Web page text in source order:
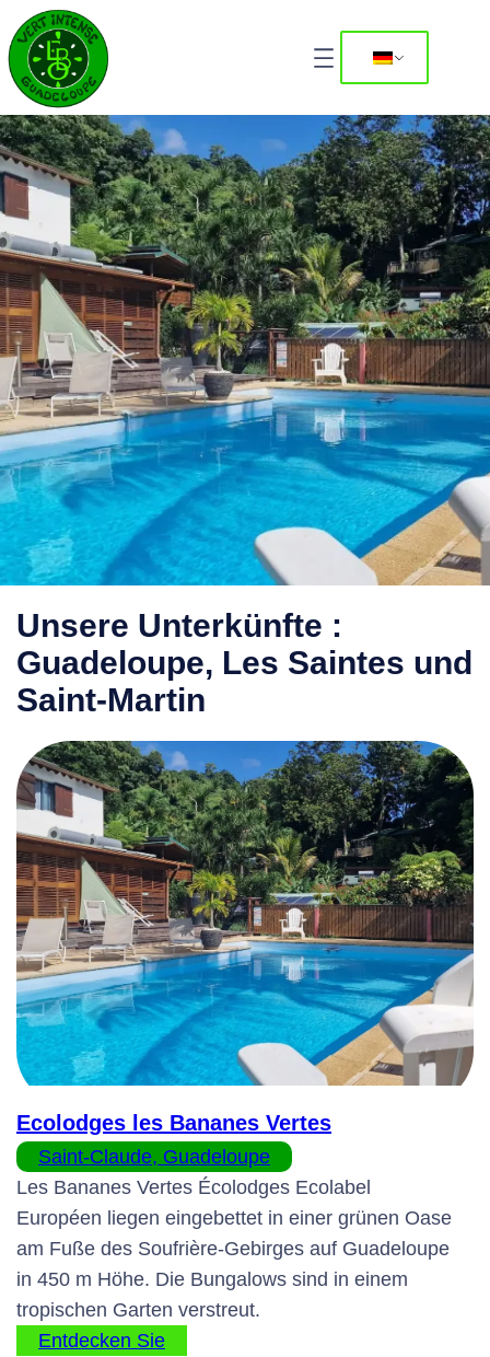
Unsere Unterkünfte :
Guadeloupe, Les Saintes und
Saint-Martin
Ecolodges les Bananes Vertes
Saint-Claude, Guadeloupe
Les Bananes Vertes Écolodges Ecolabel
Européen liegen eingebettet in einer grünen Oase
am Fuße des Soufrière-Gebirges auf Guadeloupe
in 450 m Höhe. Die Bungalows sind in einem
tropischen Garten verstreut.
Entdecken Sie